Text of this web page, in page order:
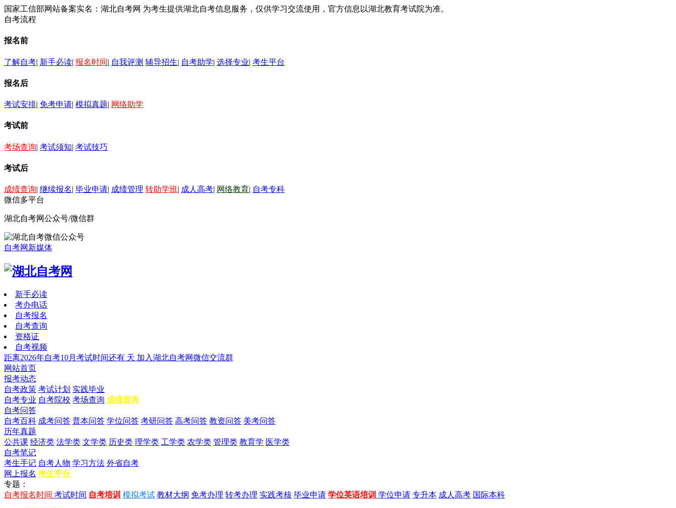
国家工信部网站备案实名：湖北自考网 为考生提供湖北自考信息服务，仅供学习交流使用，官方信息以湖北教育考试院为准。
自考流程
报名前
了解自考| 新手必读| 报名时间| 自我评测 辅导招生| 自考助学| 选择专业| 考生平台
报名后
考试安排| 免考申请| 模拟真题| 网络助学
考试前
考场查询| 考试须知| 考试技巧
考试后
成绩查询| 继续报名| 毕业申请| 成绩管理 转助学班| 成人高考| 网络教育| 自考专科
微信多平台
湖北自考网公众号/微信群
自考网新媒体
新手必读
考办电话
自考报名
自考查询
资格证
自考视频
距离2026年自考10月考试时间还有 天 加入湖北自考网微信交流群
网站首页
报考动态
自考政策 考试计划 实践毕业
自考专业 自考院校 考场查询 成绩查询
自考问答
自考百科 成考问答 普本问答 学位问答 考研问答 高考问答 教资问答 美考问答
历年真题
公共课 经济类 法学类 文学类 历史类 理学类 工学类 农学类 管理类 教育学 医学类
自考笔记
考生手记 自考人物 学习方法 外省自考
网上报名 考生平台
专题：
自考报名时间 考试时间 自考培训 模拟考试 教材大纲 免考办理 转考办理 实践考核 毕业申请 学位英语培训 学位申请 专升本 成人高考 国际本科